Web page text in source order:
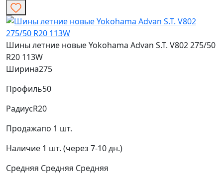
Шины летние новые Yokohama Advan S.T. V802 275/50
R20 113W
Ширина275
Профиль50
РадиусR20
Продажапо 1 шт.
Наличие 1 шт. (через 7-10 дн.)
Средняя Средняя Средняя